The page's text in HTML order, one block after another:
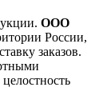
ООО
России,
заказов.